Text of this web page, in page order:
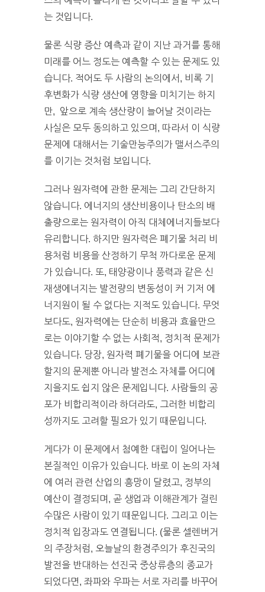
는 것입니다.
물론 식량 증산 예측과 같이 지난 과거를 통해
미래를 어느 정도는 예측할 수 있는 문제도 있
습니다. 적어도 두 사람의 논의에서, 비록 기
후변화가 식량 생산에 영향을 미치기는 하지
만, 앞으로 계속 생산량이 늘어날 것이라는
사실은 모두 동의하고 있으며, 따라서 이 식량
문제에 대해서는 기술만능주의가 맬서스주의
를 이기는 것처럼 보입니다.
그러나 원자력에 관한 문제는 그리 간단하지
않습니다. 에너지의 생산비용이나 탄소의 배
출량으로는 원자력이 아직 대체에너지들보다
유리합니다. 하지만 원자력은 폐기물 처리 비
용처럼 비용을 산정하기 무척 까다로운 문제
가 있습니다. 또, 태양광이나 풍력과 같은 신
재생에너지는 발전량의 변동성이 커 기저 에
너지원이 될 수 없다는 지적도 있습니다. 무엇
보다도, 원자력에는 단순히 비용과 효율만으
로는 이야기할 수 없는 사회적, 정치적 문제가
있습니다. 당장, 원자력 폐기물을 어디에 보관
할지의 문제뿐 아니라 발전소 자체를 어디에
지을지도 쉽지 않은 문제입니다. 사람들의 공
포가 비합리적이라 하더라도, 그러한 비합리
성까지도 고려할 필요가 있기 때문입니다.
게다가 이 문제에서 첨예한 대립이 일어나는
본질적인 이유가 있습니다. 바로 이 논의 자체
에 여러 관련 산업의 흥망이 달렸고, 정부의
예산이 결정되며, 곧 생업과 이해관계가 걸린
수많은 사람이 있기 때문입니다. 그리고 이는
정치적 입장과도 연결됩니다. (물론 셀렌버거
의 주장처럼, 오늘날의 환경주의가 후진국의
발전을 반대하는 선진국 중상류층의 종교가
되었다면, 좌파와 우파는 서로 자리를 바꾸어